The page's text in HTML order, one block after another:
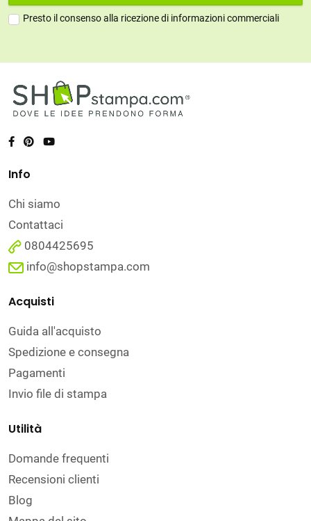
Presto il consenso alla ricezione di informazioni commerciali
Info
Chi siamo
Contattaci
0804425695
info@shopstampa.com
Acquisti
Guida all'acquisto
Spedizione e consegna
Pagamenti
Invio file di stampa
Utilità
Domande frequenti
Recensioni clienti
Blog